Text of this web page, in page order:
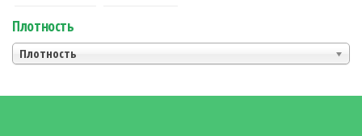
Плотность
Плотность